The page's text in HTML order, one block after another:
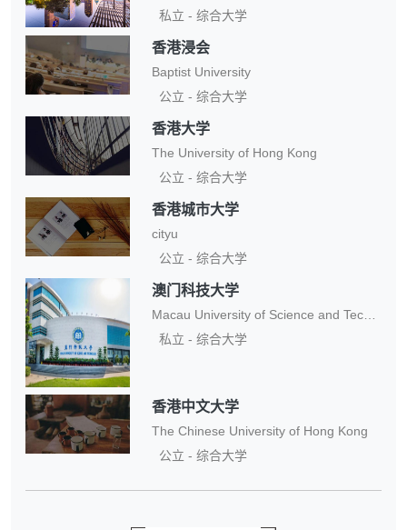
私立 - 综合大学
香港浸会
Baptist University
公立 - 综合大学
香港大学
The University of Hong Kong
公立 - 综合大学
香港城市大学
cityu
公立 - 综合大学
澳门科技大学
Macau University of Science and Technology
私立 - 综合大学
香港中文大学
The Chinese University of Hong Kong
公立 - 综合大学